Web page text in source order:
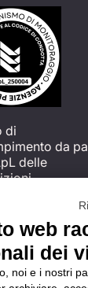
di
da
delle
presentare
di
modalità
web
dei
noi e i nostri